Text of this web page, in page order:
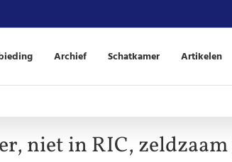
Archief Schatkamer Artikelen
niet in RIC,